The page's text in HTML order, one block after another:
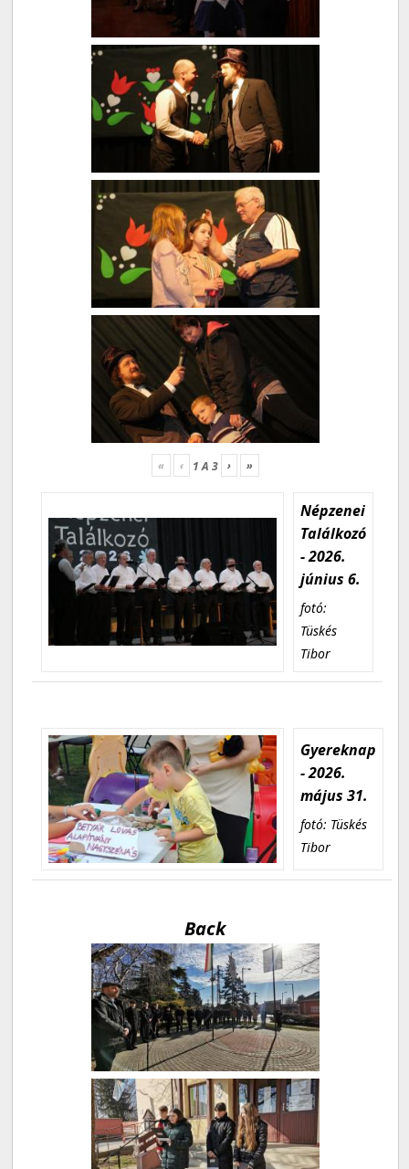
« ‹ 1A 3 › »
Népzenei
Találkozó
- 2026.
június 6.
fotó:
Tüskés
Tibor
Gyereknap
- 2026.
május 31.
fotó: Tüskés
Tibor
Back